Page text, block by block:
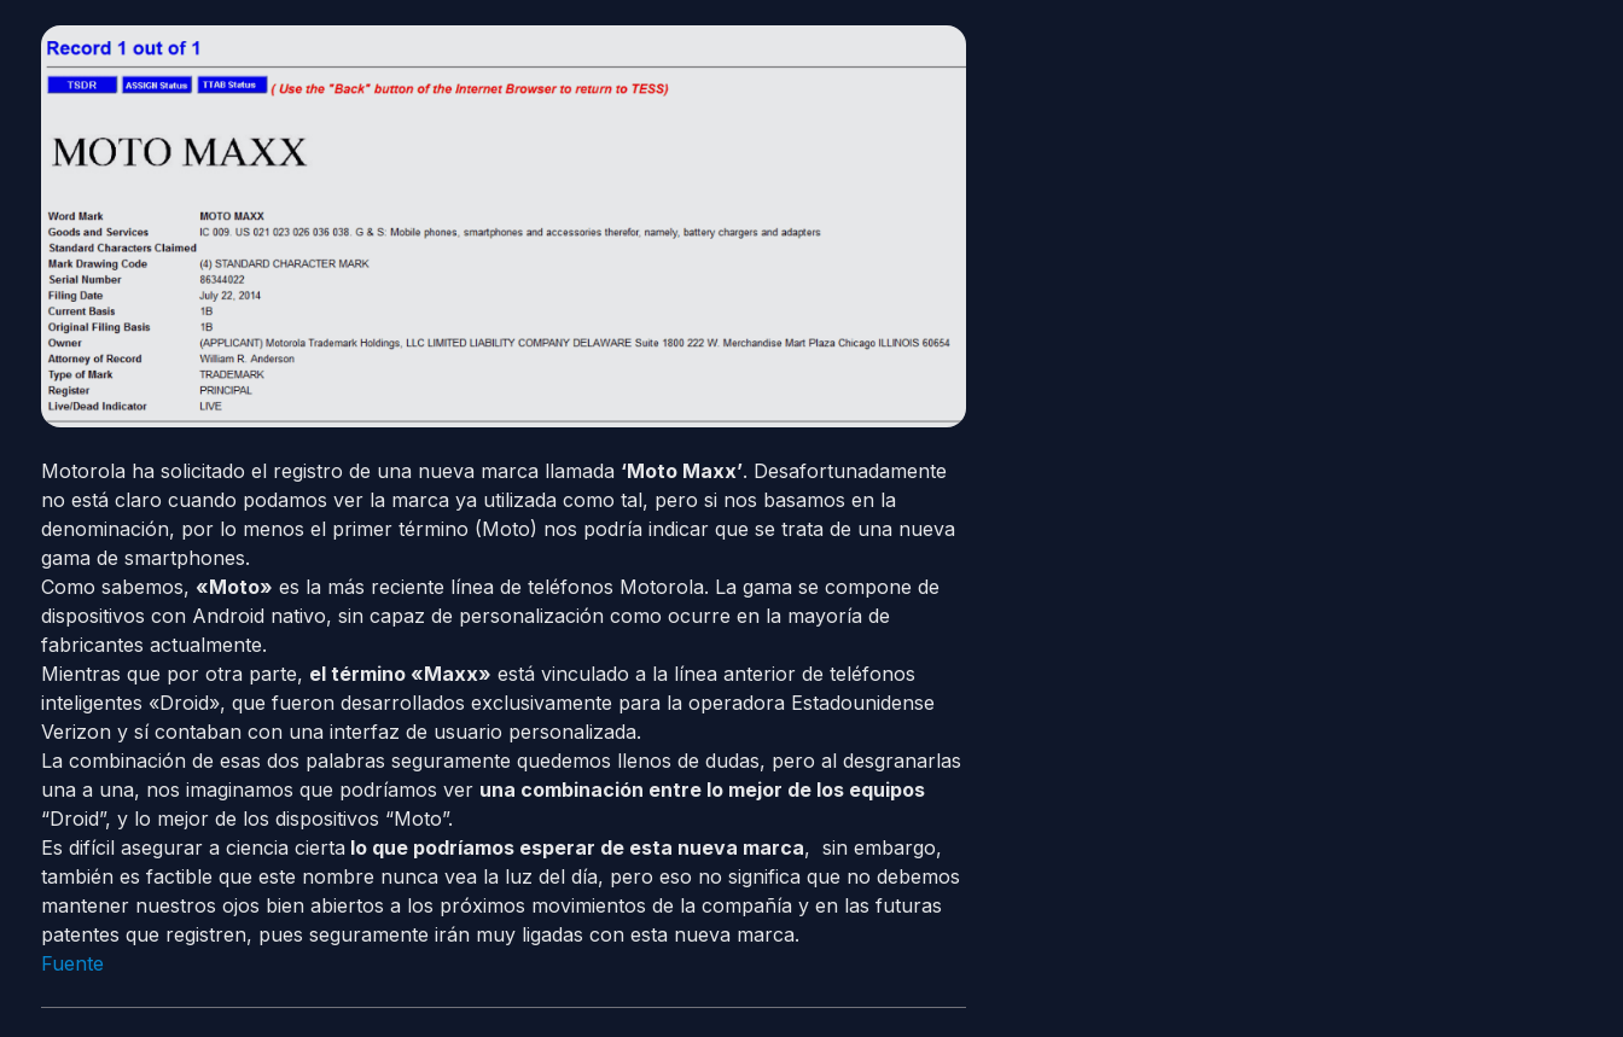
Motorola ha solicitado el registro de una nueva marca llamada ‘Moto Maxx’. Desafortunadamente
no está claro cuando podamos ver la marca ya utilizada como tal, pero si nos basamos en la
denominación, por lo menos el primer término (Moto) nos podría indicar que se trata de una nueva
gama de smartphones.
Como sabemos, «Moto» es la más reciente línea de teléfonos Motorola. La gama se compone de
dispositivos con Android nativo, sin capaz de personalización como ocurre en la mayoría de
fabricantes actualmente.
Mientras que por otra parte, el término «Maxx» está vinculado a la línea anterior de teléfonos
inteligentes «Droid», que fueron desarrollados exclusivamente para la operadora Estadounidense
Verizon y sí contaban con una interfaz de usuario personalizada.
La combinación de esas dos palabras seguramente quedemos llenos de dudas, pero al desgranarlas
una a una, nos imaginamos que podríamos ver una combinación entre lo mejor de los equipos
“Droid”, y lo mejor de los dispositivos “Moto”.
Es difícil asegurar a ciencia cierta lo que podríamos esperar de esta nueva marca, sin embargo,
también es factible que este nombre nunca vea la luz del día, pero eso no significa que no debemos
mantener nuestros ojos bien abiertos a los próximos movimientos de la compañía y en las futuras
patentes que registren, pues seguramente irán muy ligadas con esta nueva marca.
Fuente